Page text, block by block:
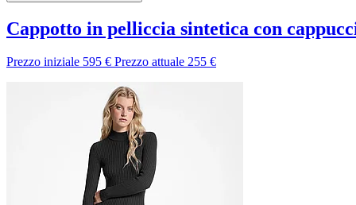
Cappotto in pelliccia sintetica con
Prezzo iniziale 595 € Prezzo attuale 255 €